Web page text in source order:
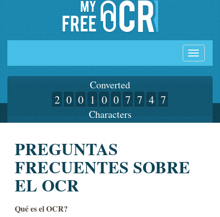
Toggle
Converted
2 0 0 1 0 0 7 7 4 7
Characters
PREGUNTAS
FRECUENTES SOBRE
EL OCR
Qué es el OCR?